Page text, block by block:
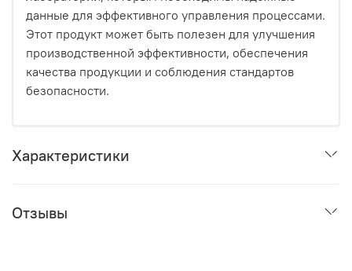
данные для эффективного управления процессами.
Этот продукт может быть полезен для улучшения
производственной эффективности, обеспечения
качества продукции и соблюдения стандартов
безопасности.
Характеристики
Отзывы